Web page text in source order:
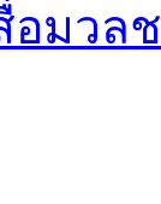
อมวล